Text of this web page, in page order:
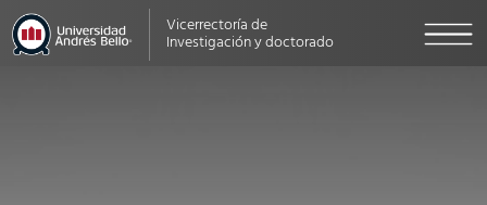
Vicerrectoría de
Investigación y doctorado